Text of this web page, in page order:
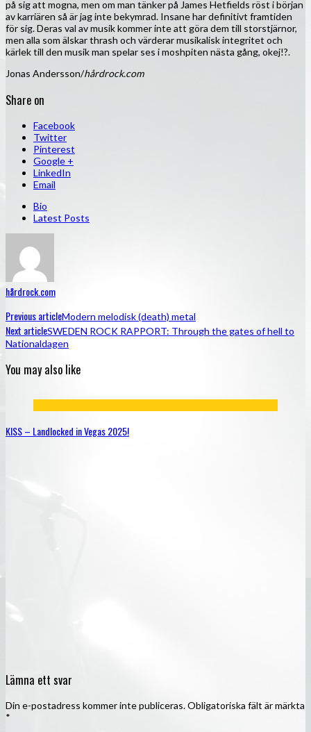
på sig att mogna, men om man tänker på James Hetfields röst i början
av karriären så är jag inte bekymrad. Insane har definitivt framtiden
för sig. Deras val av musik kommer inte att göra dem till storstjärnor,
men alla som älskar thrash och värderar musikalisk integritet och
kärlek till den musik man spelar ses i moshpiten nästa gång, okej!?.
Jonas Andersson/hårdrock.com
Share on
Facebook
Twitter
Pinterest
Google +
LinkedIn
Email
Bio
Latest Posts
hårdrock.com
Previous articleModern melodisk (death) metal
Next articleSWEDEN ROCK RAPPORT: Through the gates of hell to
Nationaldagen
You may also like
KISS – Landlocked in Vegas 2025!
Ikea, zombier och drakar
Lämna ett svar
Din e-postadress kommer inte publiceras.Obligatoriska fält är märkta
*